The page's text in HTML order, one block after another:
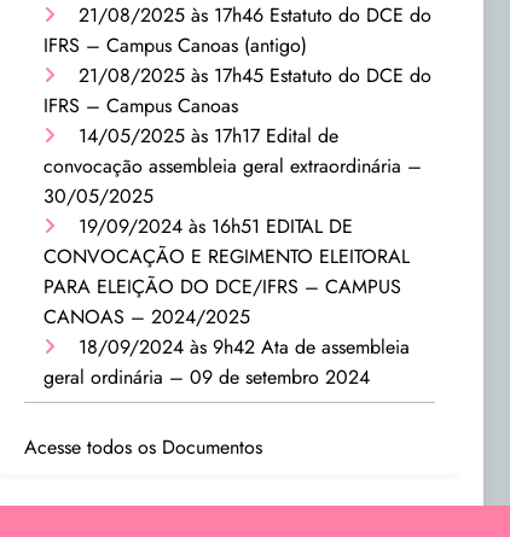
21/08/2025 às 17h46 Estatuto do DCE do
IFRS – Campus Canoas (antigo)
21/08/2025 às 17h45 Estatuto do DCE do
IFRS – Campus Canoas
14/05/2025 às 17h17 Edital de
convocação assembleia geral extraordinária –
30/05/2025
19/09/2024 às 16h51 EDITAL DE
CONVOCAÇÃO E REGIMENTO ELEITORAL
PARA ELEIÇÃO DO DCE/IFRS – CAMPUS
CANOAS – 2024/2025
18/09/2024 às 9h42Ata de assembleia
geral ordinária – 09 de setembro 2024
Acesse todos os Documentos